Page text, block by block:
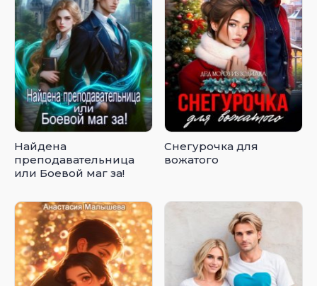
Найдена
преподавательница
или Боевой маг за!
Снегурочка для
вожатого